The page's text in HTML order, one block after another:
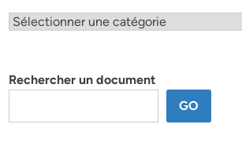
Classification
Rechercher un document
GO